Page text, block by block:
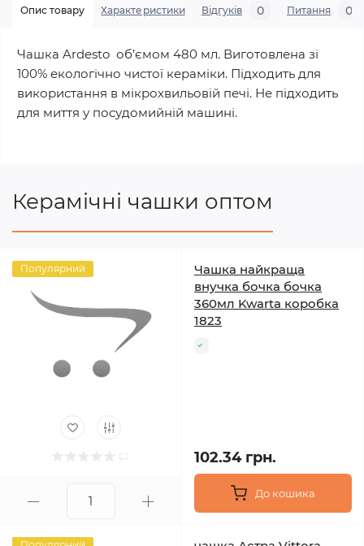
Опис товару Характеристики Відгуків 0 Питання 0
Чашка Ardesto об’ємом 480 мл. Виготовлена зі
100% екологічно чистої кераміки. Підходить для
використання в мікрохвильовій печі. Не підходить
для миття у посудомийній машині.
Керамічні чашки оптом
Популярний
Чашка найкраща
внучка бочка бочка
360мл Kwarta коробка
1823
102.34 грн.
До кошика